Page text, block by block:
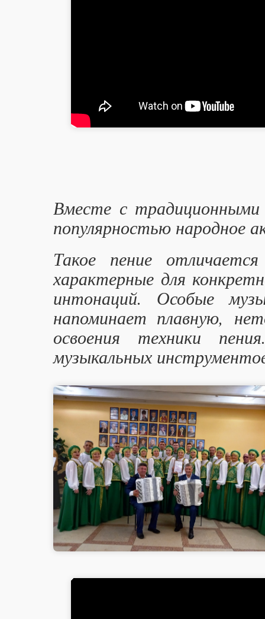
Вместе с традиционными
популярностью народное
Такое пение
характерные для
интонаций. Особые
напоминает плавную,
освоения техники
музыкальных